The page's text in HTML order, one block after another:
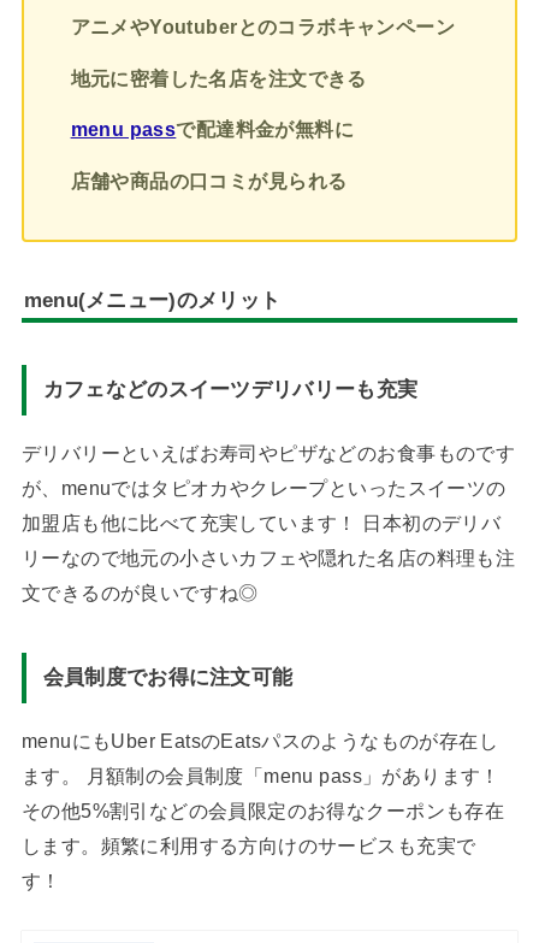
アニメやYoutuberとのコラボキャンペーン
地元に密着した名店を注文できる
menu passで配達料金が無料に
店舗や商品の口コミが見られる
menu(メニュー)のメリット
カフェなどのスイーツデリバリーも充実
デリバリーといえばお寿司やピザなどのお食事ものです
が、menuではタピオカやクレープといったスイーツの
加盟店も他に比べて充実しています！ 日本初のデリバ
リーなので地元の小さいカフェや隠れた名店の料理も注
文できるのが良いですね◎
会員制度でお得に注文可能
menuにもUber EatsのEatsパスのようなものが存在し
ます。 月額制の会員制度「menu pass」があります！
その他5%割引などの会員限定のお得なクーポンも存在
します。頻繁に利用する方向けのサービスも充実で
す！